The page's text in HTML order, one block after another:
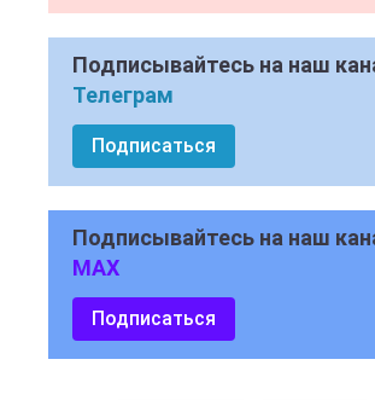
Подписывайтесь на наш
Телеграм
Подписаться
Подписывайтесь на наш
MAX
Подписаться